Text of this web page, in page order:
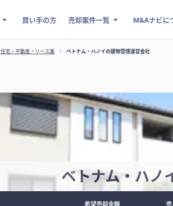
買い手の方 売却案件一覧 M&Aナビに
住宅・不動産・リース業 ベトナム・ハノイの建物管理運営会社
ベトナム・ハノ
希望売却金額